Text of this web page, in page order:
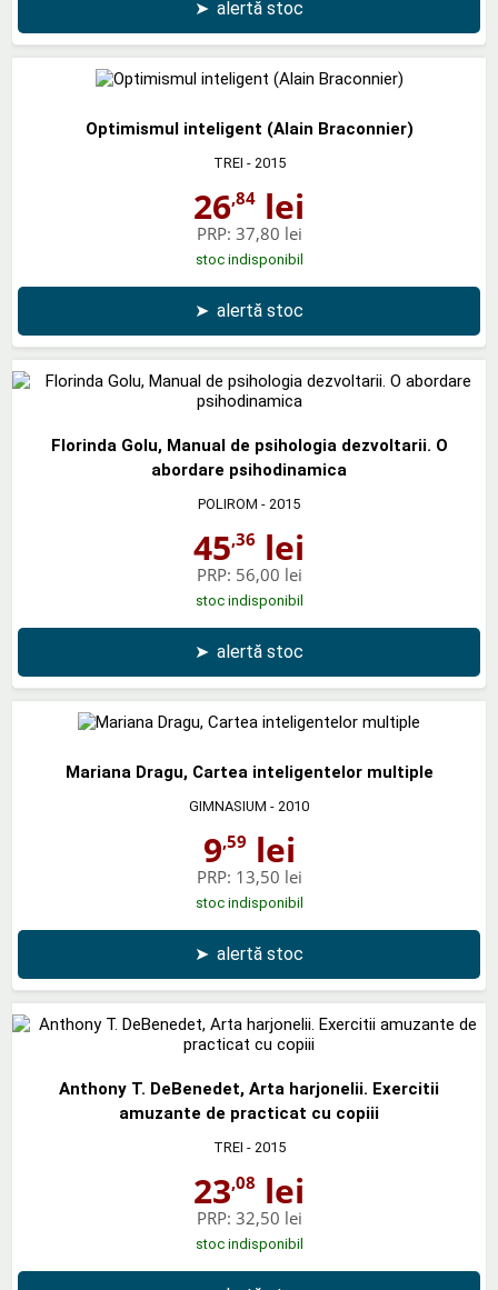
➤ alertă stoc
Optimismul inteligent (Alain Braconnier)
TREI - 2015
26,84 lei
PRP: 37,80 lei
stoc indisponibil
➤ alertă stoc
Florinda Golu, Manual de psihologia dezvoltarii. O
abordare psihodinamica
POLIROM - 2015
45,36 lei
PRP: 56,00 lei
stoc indisponibil
➤ alertă stoc
Mariana Dragu, Cartea inteligentelor multiple
GIMNASIUM - 2010
9,59 lei
PRP: 13,50 lei
stoc indisponibil
➤ alertă stoc
Anthony T. DeBenedet, Arta harjonelii. Exercitii
amuzante de practicat cu copiii
TREI - 2015
23,08 lei
PRP: 32,50 lei
stoc indisponibil